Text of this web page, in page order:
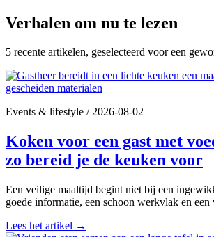
Verhalen om nu te lezen
5 recente artikelen, geselecteerd voor een
Events & lifestyle /2026-08-02
Koken voor een gast met
zo bereid je de keuken voor
Een veilige maaltijd begint niet bij een
goede informatie, een schoon werkvlak en een
Lees het artikel →